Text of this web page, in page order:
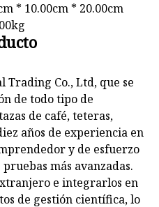
* 10.00cm * 20.00cm
Co., Ltd, que se
de todo tipo de
de café, teteras,
años de experiencia en
y de esfuerzo
más avanzadas.
e integrarlos en
de gestión científica, lo